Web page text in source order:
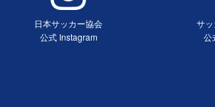
日本サッカー協会
公式 Instagram
サ
公